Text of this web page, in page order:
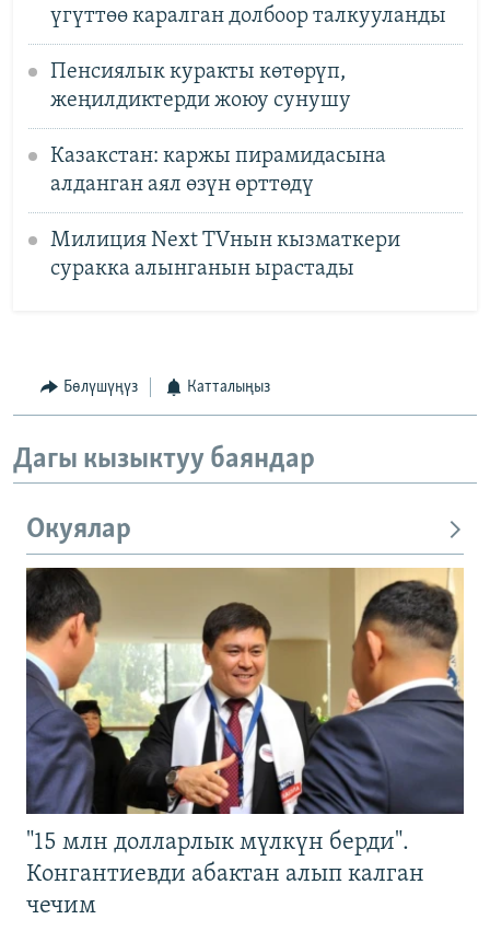
үгүттөө каралган долбоор талкууланды
Пенсиялык куракты көтөрүп,
жеңилдиктерди жоюу сунушу
Казакстан: каржы пирамидасына
алданган аял өзүн өрттөдү
Милиция Next TVнын кызматкери
суракка алынганын ырастады
Бөлүшүңүз Катталыңыз
Дагы кызыктуу баяндар
Окуялар
"15 млн долларлык мүлкүн берди".
Конгантиевди абактан алып калган
чечим